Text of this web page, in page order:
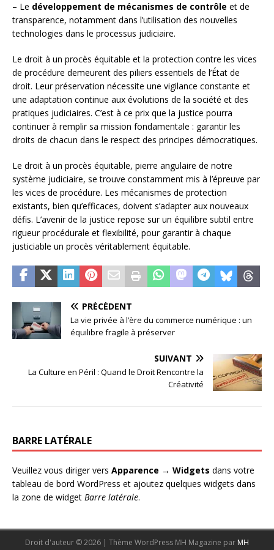
– Le développement de mécanismes de contrôle et de
transparence, notamment dans l’utilisation des nouvelles
technologies dans le processus judiciaire.
Le droit à un procès équitable et la protection contre les vices
de procédure demeurent des piliers essentiels de l’État de
droit. Leur préservation nécessite une vigilance constante et
une adaptation continue aux évolutions de la société et des
pratiques judiciaires. C’est à ce prix que la justice pourra
continuer à remplir sa mission fondamentale : garantir les
droits de chacun dans le respect des principes démocratiques.
Le droit à un procès équitable, pierre angulaire de notre
système judiciaire, se trouve constamment mis à l’épreuve par
les vices de procédure. Les mécanismes de protection
existants, bien qu’efficaces, doivent s’adapter aux nouveaux
défis. L’avenir de la justice repose sur un équilibre subtil entre
rigueur procédurale et flexibilité, pour garantir à chaque
justiciable un procès véritablement équitable.
PRÉCÉDENT
La vie privée à l’ère du commerce numérique : un
équilibre fragile à préserver
SUIVANT
La Culture en Péril : Quand le Droit Rencontre la
Créativité
BARRE LATÉRALE
Veuillez vous diriger vers Apparence → Widgets dans votre
tableau de bord WordPress et ajoutez quelques widgets dans
la zone de widget Barre latérale.
Droit d'auteur © 2026 | Thème WordPress MH Magazine par MH